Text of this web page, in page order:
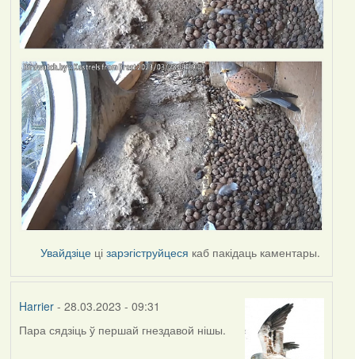
Увайдзіце цізарэгіструйцеся каб пакідаць каментары.
Harrier- 28.03.2023 - 09:31
Пара сядзіць ў першай гнездавой нішы.